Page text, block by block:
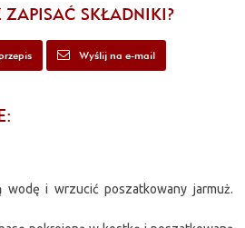
ZAPISAĆ SKŁADNIKI?
Wyślij na e-mail
wodę i wrzucić poszatkowany jarmuż.